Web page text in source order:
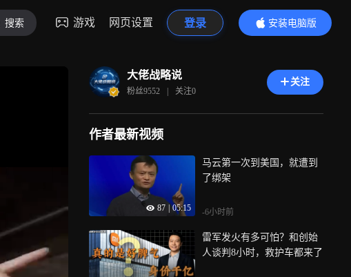
搜索 游戏 网页设置 登录
安装电脑版
内容更精彩
大佬战略说
粉丝9552 | 关注0
关注
作者最新视频
87 05:15
马云第一次到美国，就遭到
了绑架
-6小时前
雷军发火有多可怕？和创始
人谈判8小时，救护车都来了